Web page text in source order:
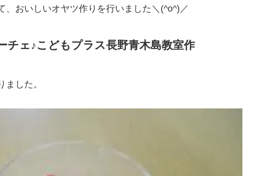
、おいしいオヤツ作りを行いました＼(^o^)／
チェ♪こどもプラス長野青木島教室作
ました。